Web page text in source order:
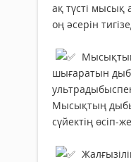
ақ түсті мысық
оң әсерін
шығаратын
Мысықтың
сүйектің өсіп-